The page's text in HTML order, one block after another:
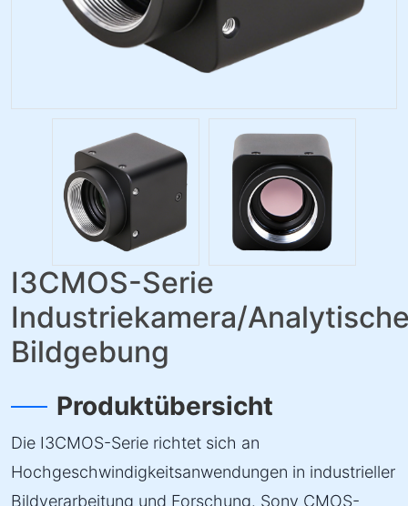
I3CMOS-Serie
Industriekamera/
Bildgebung
Produktübersicht
Die I3CMOS-Serie richtet sich an
Hochgeschwindigkeitsanwendungen in industrieller
Bildverarbeitung und Forschung. Sony CMOS-